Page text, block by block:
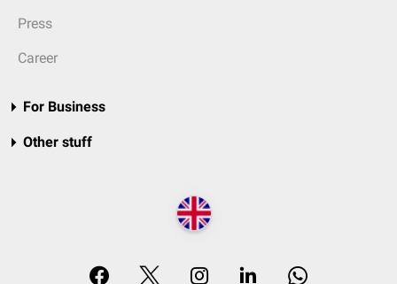
Press
Career
For Business
Other stuff